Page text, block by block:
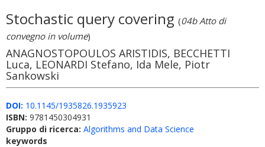
Stochastic query covering (04b Atto di
convegno in volume)
ANAGNOSTOPOULOS ARISTIDIS, BECCHETTI
Luca, LEONARDI Stefano, Ida Mele, Piotr
Sankowski
DOI: 10.1145/1935826.1935923
ISBN: 9781450304931
Gruppo di ricerca: Algorithms and Data Science
keywords